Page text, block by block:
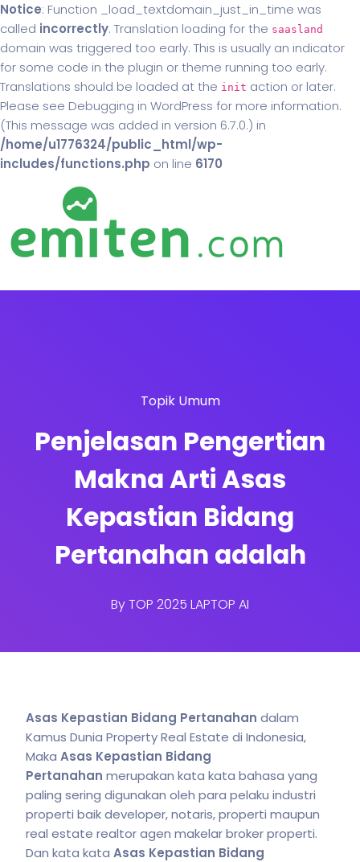
Notice: Function _load_textdomain_just_in_time was
called incorrectly. Translation loading for the saasland
domain was triggered too early. This is usually an indicator
for some code in the plugin or theme running too early.
Translations should be loaded at the init action or later.
Please see Debugging in WordPress for more information.
(This message was added in version 6.7.0.) in
/home/u1776324/public_html/wp-
includes/functions.php on line 6170
Topik Umum
Penjelasan Pengertian
Makna Arti Asas
Kepastian Bidang
Pertanahan adalah
ByTOP 2025 LAPTOP AI
Asas Kepastian Bidang Pertanahan dalam
Kamus Dunia Property Real Estate di Indonesia,
Maka Asas Kepastian Bidang
Pertanahan merupakan kata kata bahasa yang
paling sering digunakan oleh para pelaku industri
properti baik developer, notaris, properti maupun
real estate realtor agen makelar broker properti.
Dan kata kata Asas Kepastian Bidang